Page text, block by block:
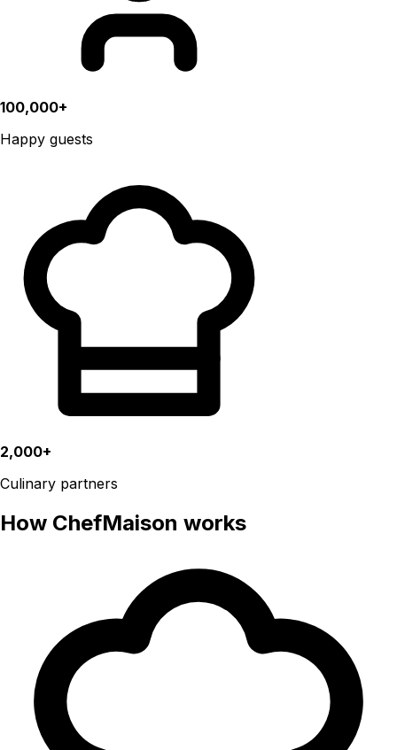
100,000+
Happy guests
2,000+
Culinary partners
How ChefMaison works